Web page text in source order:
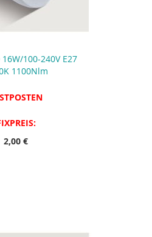
16W/100-240V E27
1100Nlm
2,00 €